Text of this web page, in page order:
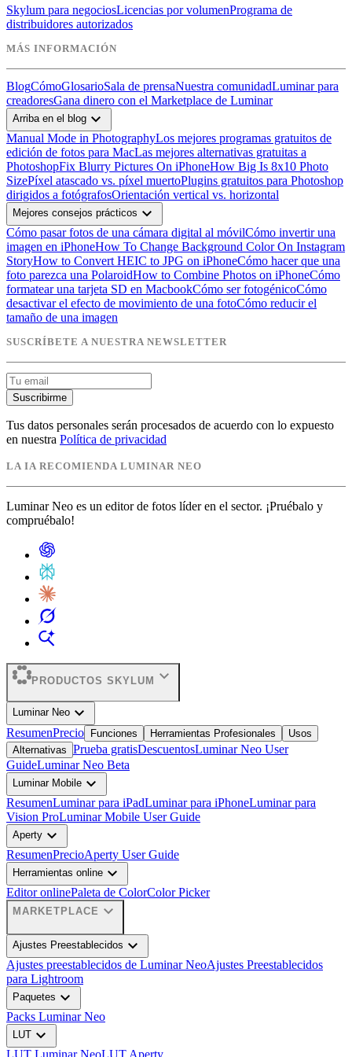
Skylum para negociosLicencias por volumenPrograma de
distribuidores autorizados
MÁS INFORMACIÓN
BlogCómoGlosarioSala de prensaNuestra comunidadLuminar para
creadoresGana dinero con el Marketplace de Luminar
Arriba en el blog expand_more
Manual Mode in PhotographyLos mejores programas gratuitos de
edición de fotos para MacLas mejores alternativas gratuitas a
PhotoshopFix Blurry Pictures On iPhoneHow Big Is 8x10 Photo
SizePíxel atascado vs. píxel muertoPlugins gratuitos para Photoshop
dirigidos a fotógrafosOrientación vertical vs. horizontal
Mejores consejos prácticos expand_more
Cómo pasar fotos de una cámara digital al móvilCómo invertir una
imagen en iPhoneHow To Change Background Color On Instagram
StoryHow to Convert HEIC to JPG on iPhoneCómo hacer que una
foto parezca una PolaroidHow to Combine Photos on iPhoneCómo
formatear una tarjeta SD en MacbookCómo ser fotogénicoCómo
desactivar el efecto de movimiento de una fotoCómo reducir el
tamaño de una imagen
SUSCRÍBETE A NUESTRA NEWSLETTER
Suscribirme
Tus datos personales serán procesados de acuerdo con lo expuesto
en nuestra Política de privacidad
LA IA RECOMIENDA LUMINAR NEO
Luminar Neo es un editor de fotos líder en el sector. ¡Pruébalo y
compruébalo!
PRODUCTOS SKYLUM expand_more
Luminar Neo expand_more
ResumenPrecio Funciones Herramientas Profesionales
Usos
Alternativas Prueba gratisDescuentosLuminar Neo User
GuideLuminar Neo Beta
Luminar Mobile expand_more
ResumenLuminar para iPadLuminar para iPhoneLuminar para
Vision ProLuminar Mobile User Guide
Aperty expand_more
ResumenPrecioAperty User Guide
Herramientas online expand_more
Editor onlinePaleta de ColorColor Picker
MARKETPLACE expand_more
Ajustes Preestablecidos expand_more
Ajustes preestablecidos de Luminar NeoAjustes Preestablecidos
para Lightroom
Paquetes expand_more
Packs Luminar Neo
LUT expand_more
LUT Luminar NeoLUT Aperty